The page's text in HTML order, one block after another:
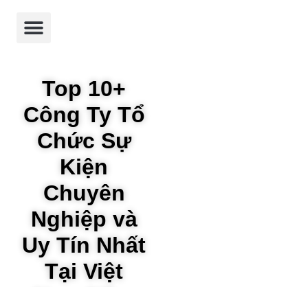
Top 10+
Công Ty Tổ
Chức Sự
Kiện
Chuyên
Nghiệp và
Uy Tín Nhất
Tại Việt